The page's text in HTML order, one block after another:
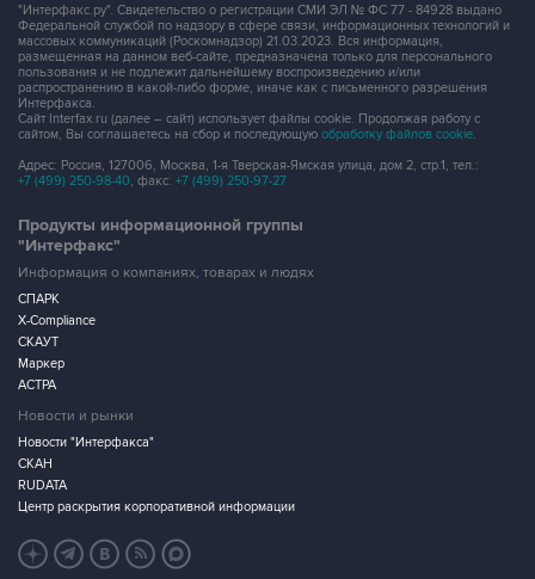
"Интерфакс.ру". Свидетельство о регистрации СМИ ЭЛ № ФС 77 - 84928 выдано
Федеральной службой по надзору в сфере связи, информационных технологий и
массовых коммуникаций (Роскомнадзор) 21.03.2023. Вся информация,
размещенная на данном веб-сайте, предназначена только для персонального
пользования и не подлежит дальнейшему воспроизведению и/или
распространению в какой-либо форме, иначе как с письменного разрешения
Интерфакса.
Сайт Interfax.ru (далее – сайт) использует файлы cookie. Продолжая работу с
сайтом, Вы соглашаетесь на сбор и последующую обработку файлов cookie.
Адрес: Россия, 127006, Москва, 1-я Тверская-Ямская улица, дом 2, стр.1, тел.:
+7 (499) 250-98-40, факс: +7 (499) 250-97-27
Продукты информационной группы
"Интерфакс"
Информация о компаниях, товарах и людях
СПАРК
X-Compliance
СКАУТ
Маркер
АСТРА
Новости и рынки
Новости "Интерфакса"
СКАН
RUDATA
Центр раскрытия корпоративной информации